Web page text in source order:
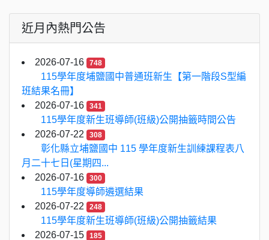
近月內熱門公告
2026-07-16 748
115學年度埔鹽國中普通班新生【第一階段S型編
班結果名冊】
2026-07-16
341
115學年度新生班導師(班級)公開抽籤時間公告
2026-07-22
308
彰化縣立埔鹽國中 115 學年度新生訓練課程表八
月二十七日(星期四...
2026-07-16
300
115學年度導師遴選結果
2026-07-22
248
115學年度新生班導師(班級)公開抽籤結果
2026-07-15
185